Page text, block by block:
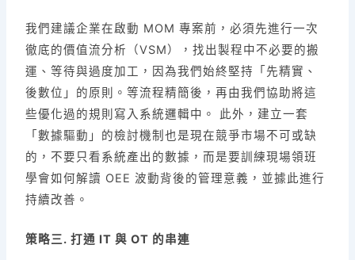
我們建議企業在啟動 MOM 專案前，必須先進行一次
徹底的價值流分析（VSM），找出製程中不必要的搬
運、等待與過度加工，因為我們始終堅持「先精實、
後數位」的原則。等流程精簡後，再由我們協助將這
些優化過的規則寫入系統邏輯中。 此外，建立一套
「數據驅動」的檢討機制也是現在競爭市場不可或缺
的，不要只看系統產出的數據，而是要訓練現場領班
學會如何解讀 OEE 波動背後的管理意義，並據此進行
持續改善。
策略三. 打通 IT 與 OT 的串連